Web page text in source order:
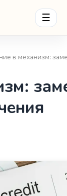
☰
в механизм: